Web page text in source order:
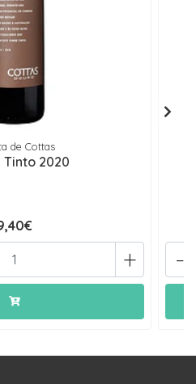
de Cottas
Tinto 2020
+ -